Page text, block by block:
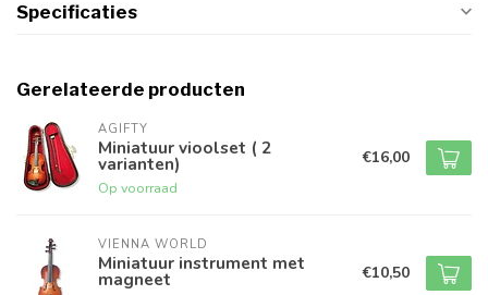
Specificaties
Gerelateerde producten
AGIFTY
Miniatuur vioolset ( 2
varianten)
Op voorraad
€16,00
VIENNA WORLD
Miniatuur instrument met
magneet €10,50